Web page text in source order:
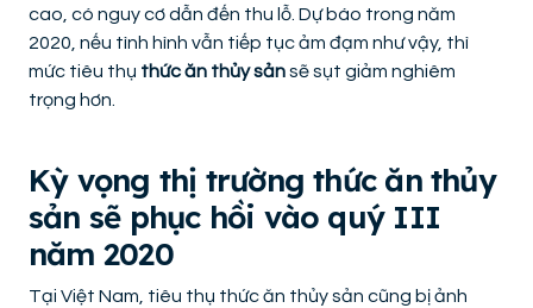
cao, có nguy cơ dẫn đến thu lỗ. Dự báo trong năm
2020, nếu tình hình vẫn tiếp tục ảm đạm như vậy, thì
mức tiêu thụ thức ăn thủy sảnsẽ sụt giảm nghiêm
trọng hơn.
Kỳ vọng thị trường thức ăn thủy
sản sẽ phục hồi vào quý III
năm 2020
Tại Việt Nam, tiêu thụ thức ăn thủy sản cũng bị ảnh